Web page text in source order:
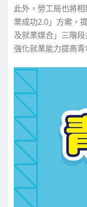
此外，勞工局也將
業成功2.0」方案，
及就業媒合」三階
強化就業能力提高青